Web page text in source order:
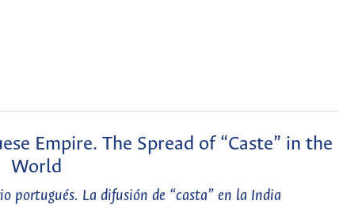
Empire. The Spread of “Caste” in the
World
portugués. La difusión de “casta” en la India